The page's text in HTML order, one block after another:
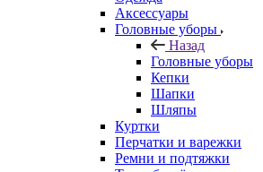
Аксессуары
Головные уборы
Назад
Головные уборы
Кепки
Шапки
Шляпы
Куртки
Перчатки и варежки
Ремни и подтяжки